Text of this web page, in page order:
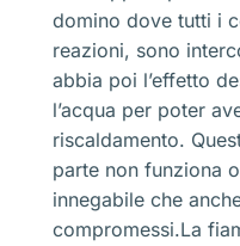
domino dove tutti i
reazioni, sono
abbia poi l’effetto
l’acqua per poter
riscaldamento.
parte non funziona
innegabile che
compromessi.La